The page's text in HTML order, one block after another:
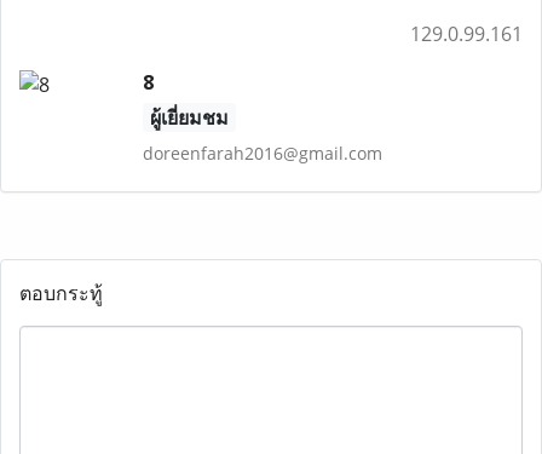
129.0.99.161
8
ผู้เยี่ยมชม
doreenfarah2016@gmail.com
ตอบกระทู้